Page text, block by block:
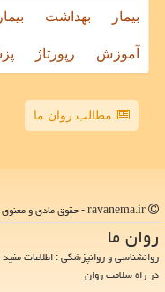
بیمار بهداشت
آموزش رپورتاژ
مطالب روان ما
روان ما
روانشناسی و روانپزشکی : اطلاعات
در راه سلامت روان